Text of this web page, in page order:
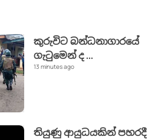
කුරුවිට බන්ධනාගාරයේ
ගැටුමෙන් ද...
13 minutes ago
තියුණු ආයුධයකින් පහරදී